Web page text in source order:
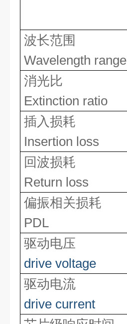
波长范围
Wavelength range
消光比
Extinction ratio
插入损耗
Insertion loss
回波损耗
Return loss
偏振相关损耗
PDL
驱动电压
drive voltage
驱动电流
drive current